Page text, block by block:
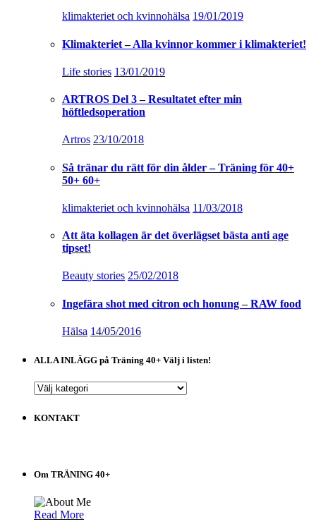
klimakteriet och kvinnohälsa 19/01/2019
Klimakteriet – Alla kvinnor kommer i klimakteriet!
Life stories 13/01/2019
ARTROS Del 3 – Resultatet efter min
höftledsoperation
Artros 23/10/2018
Så tränar du rätt för din ålder – Träning för 40+
50+ 60+
klimakteriet och kvinnohälsa 11/03/2018
Att äta kollagen är det överlägset bästa anti age
tipset!
Beauty stories 25/02/2018
Ingefära shot med citron och honung – RAW food
Hälsa 14/05/2016
ALLA INLÄGG på Träning 40+ Välj i listen!
ALLA
på
Träning
listen!
KONTAKT
Om TRÄNING 40+
Read More